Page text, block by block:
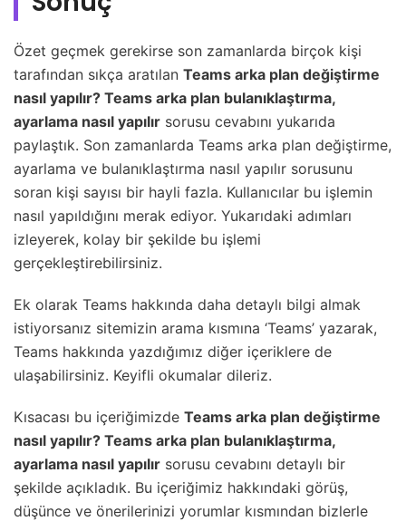
Özet geçmek gerekirse son zamanlarda birçok kişi
tarafından sıkça aratılan Teams arka plan değiştirme
nasıl yapılır? Teams arka plan bulanıklaştırma,
ayarlama nasıl yapılır sorusu cevabını yukarıda
paylaştık. Son zamanlarda Teams arka plan değiştirme,
ayarlama ve bulanıklaştırma nasıl yapılır sorusunu
soran kişi sayısı bir hayli fazla. Kullanıcılar bu işlemin
nasıl yapıldığını merak ediyor. Yukarıdaki adımları
izleyerek, kolay bir şekilde bu işlemi
gerçekleştirebilirsiniz.
Ek olarak Teams hakkında daha detaylı bilgi almak
istiyorsanız sitemizin arama kısmına ‘Teams’ yazarak,
Teams hakkında yazdığımız diğer içeriklere de
ulaşabilirsiniz. Keyifli okumalar dileriz.
Kısacası bu içeriğimizde Teams arka plan değiştirme
nasıl yapılır? Teams arka plan bulanıklaştırma,
ayarlama nasıl yapılır sorusu cevabını detaylı bir
şekilde açıkladık. Bu içeriğimiz hakkındaki görüş,
düşünce ve önerilerinizi yorumlar kısmından bizlerle